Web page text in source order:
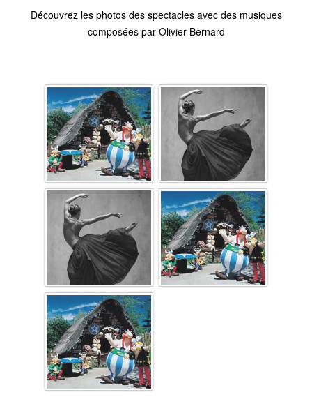
Découvrez les photos des spectacles avec des musiques
composées par Olivier Bernard